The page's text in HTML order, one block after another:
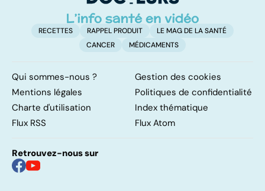
RECETTES RAPPEL PRODUIT
LE MAG DE LA SANTÉ
CANCER
MÉDICAMENTS
Qui sommes-nous ?
Gestion des cookies
Mentions légales
Politiques de confidentialité
Charte d'utilisation
Index thématique
Flux RSS
Flux Atom
Retrouvez-nous sur